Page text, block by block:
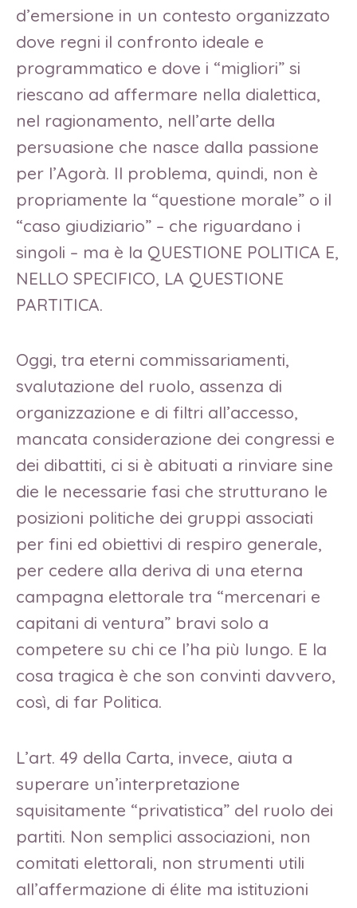
d’emersione in un contesto organizzato
dove regni il confronto ideale e
programmatico e dove i “migliori” si
riescano ad affermare nella dialettica,
nel ragionamento, nell’arte della
persuasione che nasce dalla passione
per l’Agorà. Il problema, quindi, non è
propriamente la “questione morale” o il
“caso giudiziario” – che riguardano i
singoli – ma è la QUESTIONE POLITICA E,
NELLO SPECIFICO, LA QUESTIONE
PARTITICA.
Oggi, tra eterni commissariamenti,
svalutazione del ruolo, assenza di
organizzazione e di filtri all’accesso,
mancata considerazione dei congressi e
dei dibattiti, ci si è abituati a rinviare sine
die le necessarie fasi che strutturano le
posizioni politiche dei gruppi associati
per fini ed obiettivi di respiro generale,
per cedere alla deriva di una eterna
campagna elettorale tra “mercenari e
capitani di ventura” bravi solo a
competere su chi ce l’ha più lungo. E la
cosa tragica è che son convinti davvero,
così, di far Politica.
L’art. 49 della Carta, invece, aiuta a
superare un’interpretazione
squisitamente “privatistica” del ruolo dei
partiti. Non semplici associazioni, non
comitati elettorali, non strumenti utili
all’affermazione di élite ma istituzioni